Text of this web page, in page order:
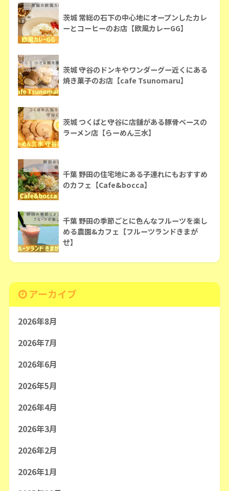
茨城 常総の石下の中心地にオープンしたカレ
ーとコーヒーのお店【欧風カレーGG】
茨城 守谷のドンキやワンダーグー近くにある
焼き菓子のお店【cafe Tsunomaru】
茨城 つくばと守谷に店舗がある豚骨ベースの
ラーメン店【らーめん三水】
千葉 野田の住宅地にある子連れにもおすすめ
のカフェ【Cafe&bocca】
千葉 野田の季節ごとに色んなフルーツを楽し
める農園&カフェ【フルーツランドきまが
せ】
アーカイブ
2026年8月
2026年7月
2026年6月
2026年5月
2026年4月
2026年3月
2026年2月
2026年1月